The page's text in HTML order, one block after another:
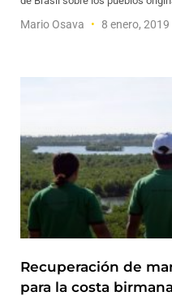
Mario Osava 8 enero, 2019
Recuperación de
para la costa birmana